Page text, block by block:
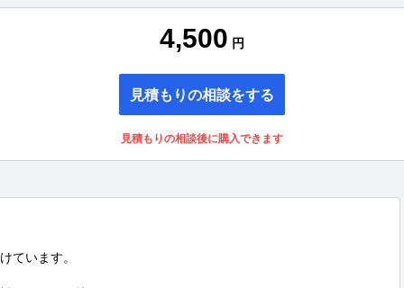
4,500 円
見積もりの相談をする
見積もりの相談後に購入できます
ています。